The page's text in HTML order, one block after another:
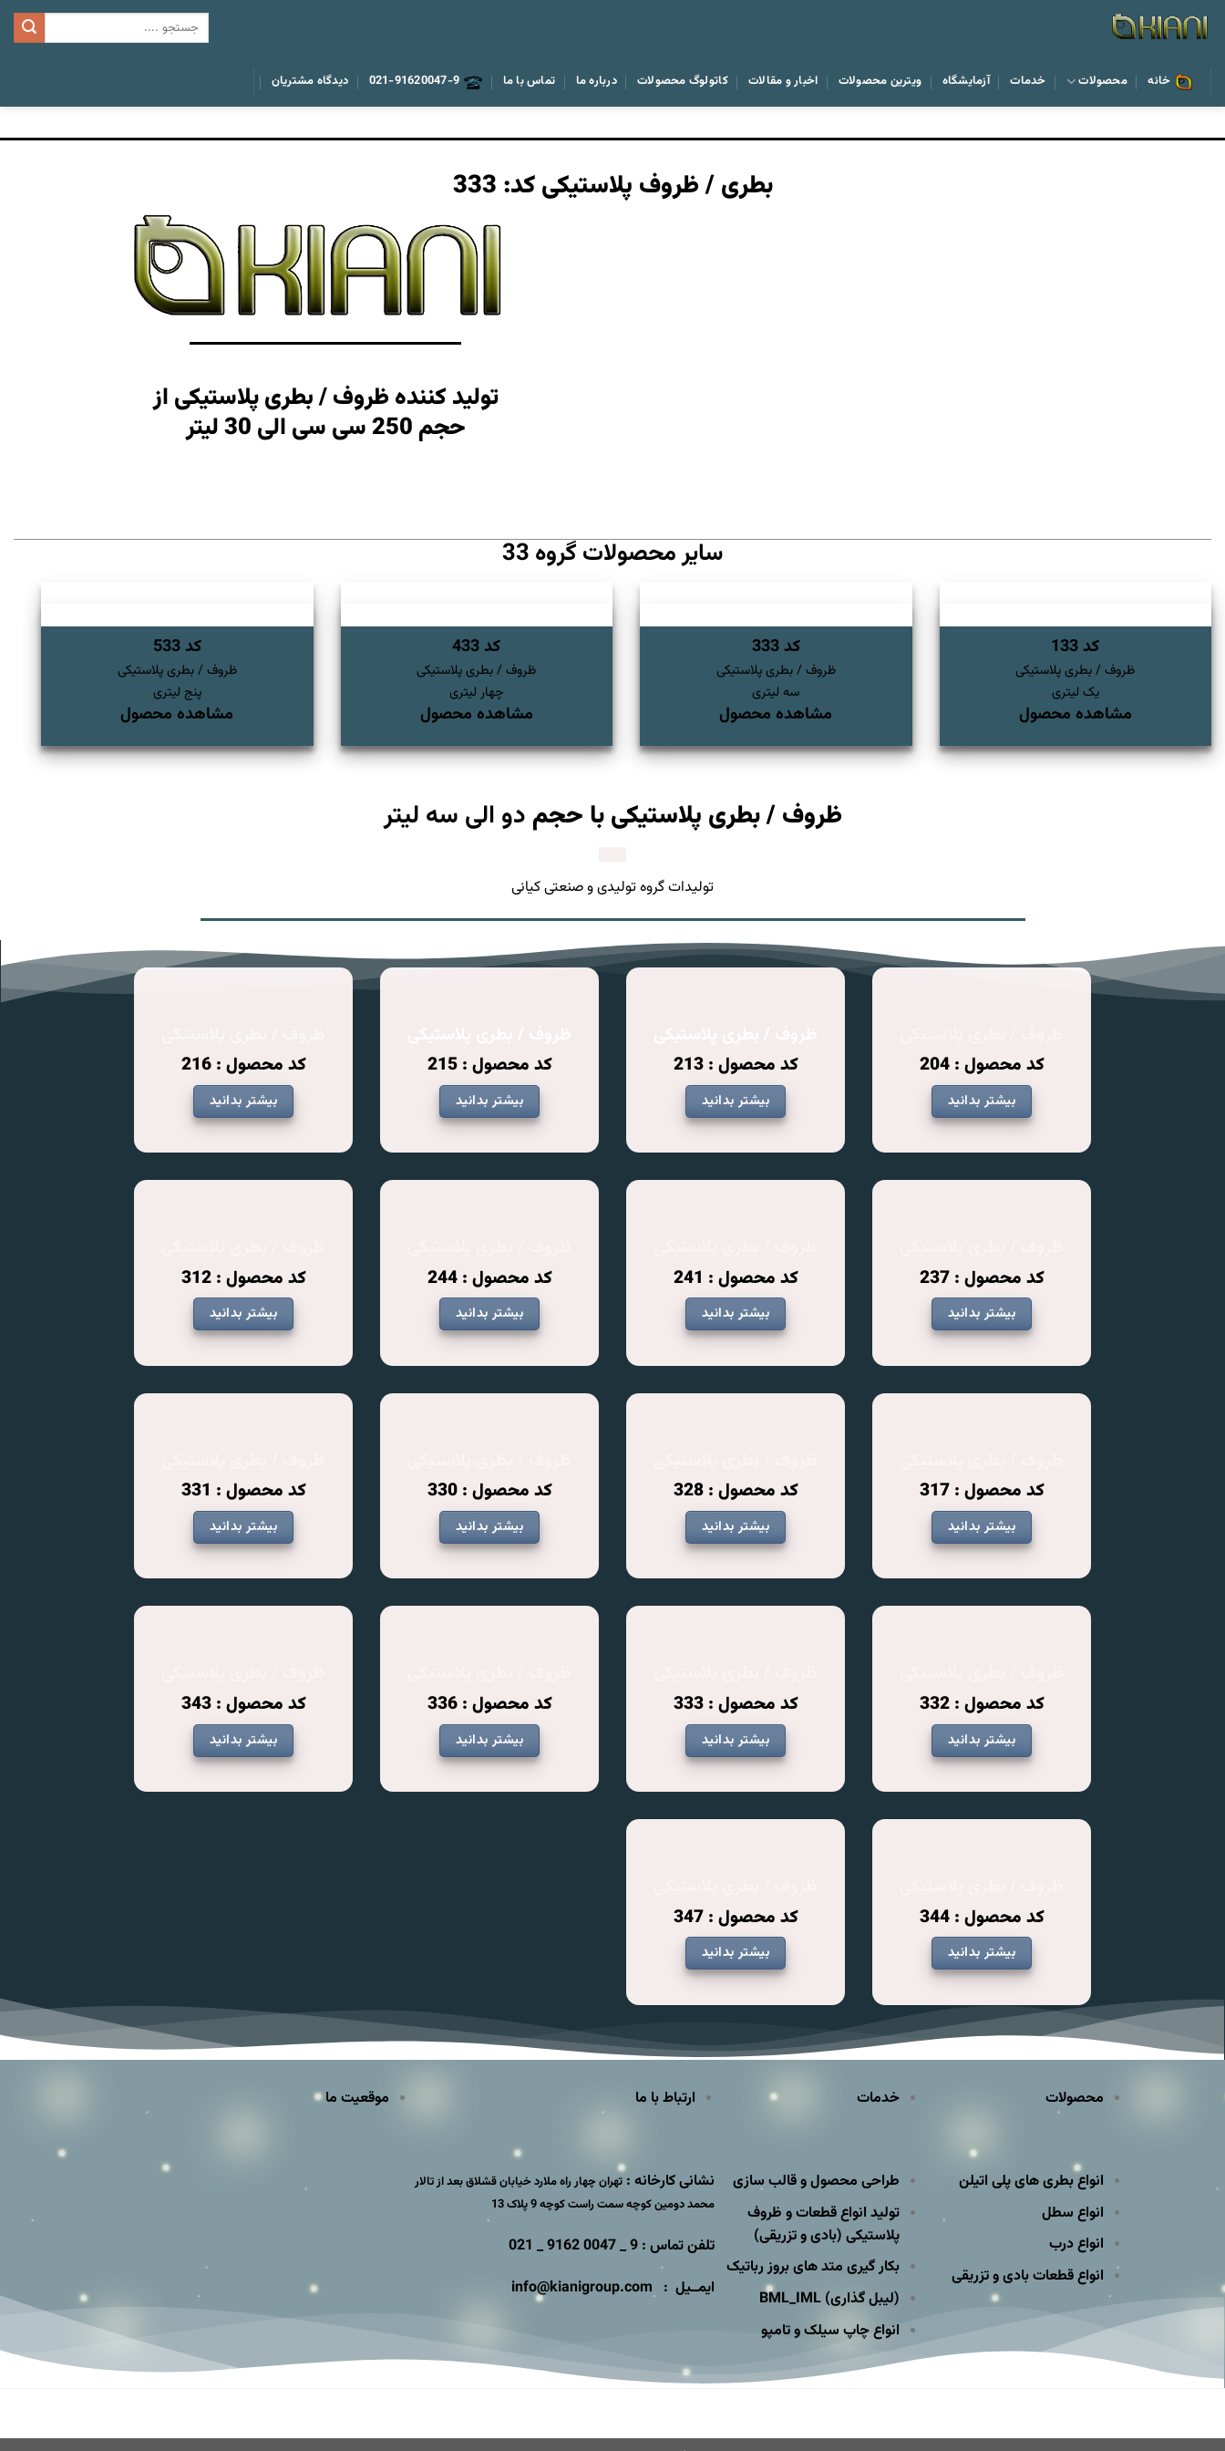
پرش
خانه محصولات خدمات آزمایشگاه ویترین محصولات اخبار و مقالات کاتولوگ محصولات درباره ما تماس با ما 021-91620047-9 دیدگاه مشتریان
بطری / ظروف پلاستیکی کد: 333
تولید کننده ظروف / بطری پلاستیکی از
حجم 250 سی سی الی 30 لیتر
سایر محصولات گروه 33
کد 133
ظروف / بطری پلاستیکی
یک لیتری
مشاهده محصول
کد 333
ظروف / بطری پلاستیکی
سه لیتری
مشاهده محصول
کد 433
ظروف / بطری پلاستیکی
چهار لیتری
مشاهده محصول
کد 533
ظروف / بطری پلاستیکی
پنج لیتری
مشاهده محصول
ظروف / بطری پلاستیکی با حجم دو الی سه لیتر
تولیدات گروه تولیدی و صنعتی کیانی
کد محصول : 204
بیشتر بدانید
کد محصول : 213
بیشتر بدانید
کد محصول : 215
بیشتر بدانید
کد محصول : 216
بیشتر بدانید
کد محصول : 237
بیشتر بدانید
کد محصول : 241
بیشتر بدانید
کد محصول : 244
بیشتر بدانید
کد محصول : 312
بیشتر بدانید
کد محصول : 317
بیشتر بدانید
کد محصول : 328
بیشتر بدانید
کد محصول : 330
بیشتر بدانید
کد محصول : 331
بیشتر بدانید
کد محصول : 332
بیشتر بدانید
کد محصول : 333
بیشتر بدانید
کد محصول : 336
بیشتر بدانید
کد محصول : 343
بیشتر بدانید
کد محصول : 344
بیشتر بدانید
کد محصول : 347
بیشتر بدانید
محصولات
انواع بطری های پلی اتیلن
انواع سطل
انواع درب
انواع قطعات بادی و تزریقی
خدمات
طراحی محصول و قالب سازی
تولید انواع قطعات و ظروف
پلاستیکی (بادی و تزریقی)
بکار گیری متد های بروز رباتیک
(لیبل گذاری) BML_IML
انواع چاپ سیلک و تامپو
ارتباط با ما
نشانی کارخانه : تهران چهار راه ملارد خیابان قشلاق بعد از تالار
محمد دومین کوچه سمت راست کوچه 9 پلاک 13
تلفن تماس : 9 _ 0047 9162 _ 021
ایمــیل : info@kianigroup.com
موقعیت ما